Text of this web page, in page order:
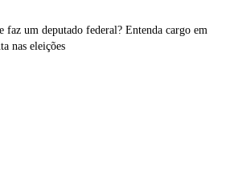
faz um deputado federal? Entenda cargo em
nas eleições